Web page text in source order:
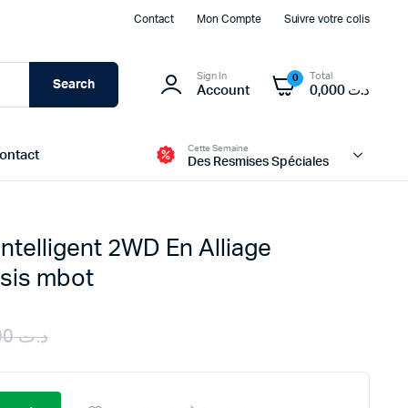
Contact Mon Compte Suivre votre colis
Search
Sign In
Account
0 Total
د.ت
Modules d’alimentation et BMS
Cette Semaine
Des Resmises Spéciales
2WD En Alliage
mbot
د.ت45,000
Original
Current